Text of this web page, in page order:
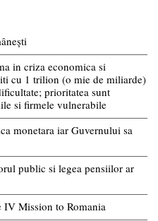
in criza economica si
cu 1 trilion (o mie de miliarde)
prioritatea sunt
si firmele vulnerabile
monetara iar Guvernului sa
public si legea pensiilor ar
Mission to Romania